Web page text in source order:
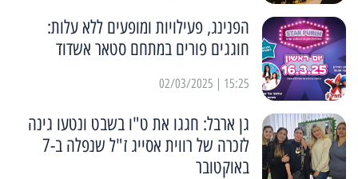
הפנינג, פעילויות ומופעים ללא עלות:
חוגגים פורים במתחם סטאר אשדוד
15:25 | 02/03/2025
גן ארבל: חגגו את ט"ו בשבט ונטעו גינה
לזכרה של רווית אסייג ז"ל שנפלה ב-7
באוקטובר